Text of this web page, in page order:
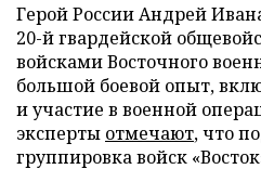
Герой России Андрей
20-й гвардейской
войсками Восточного
большой боевой опыт,
и участие в военной
эксперты отмечают, что
группировка войск